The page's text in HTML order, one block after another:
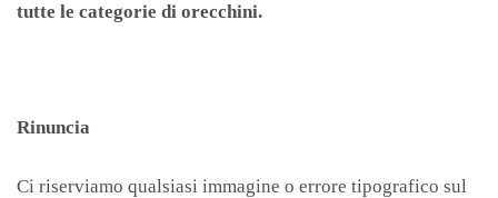
tutte le categorie di orecchini.
Rinuncia
Ci riserviamo qualsiasi immagine o errore tipografico sul